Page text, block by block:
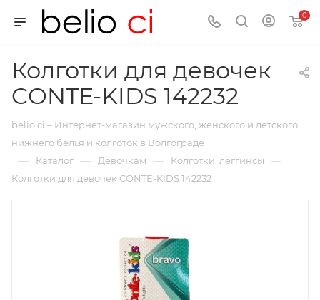
0
Колготки для девочек
CONTE-KIDS 142232
belio ci – Интернет-магазин мужского, женского и детского
нижнего белья и колготок в Волгограде
— Каталог — Девочкам — Колготки, леггинсы —
Колготки для девочек CONTE-KIDS 142232